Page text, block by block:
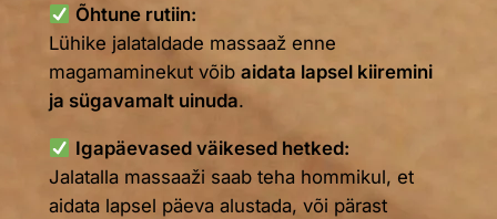
Õhtune rutiin:
Lühike jalataldade massaaž enne
magamaminekut võib aidata lapsel kiiremini
ja sügavamalt uinuda.
Igapäevased väikesed hetked:
Jalatalla massaaži saab teha hommikul, et
aidata lapsel päeva alustada, või pärast